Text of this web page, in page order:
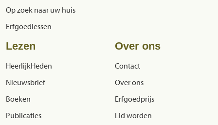
Op zoek naar uw huis
Erfgoedlessen
Lezen
HeerlijkHeden
Nieuwsbrief
Boeken
Publicaties
Over ons
Contact
Over ons
Erfgoedprijs
Lid worden